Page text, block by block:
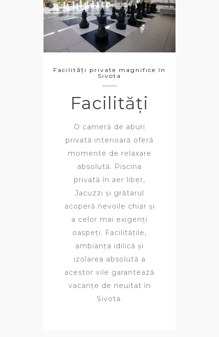
Facilități private magnifice în
Sivota
Facilități
O cameră de aburi
privată interioară oferă
momente de relaxare
absolută. Piscina
privată în aer liber,
Jacuzzi și grătarul
acoperă nevoile chiar și
a celor mai exigenți
oaspeți. Facilitățile,
ambianța idilică și
izolarea absolută a
acestor vile garantează
vacanțe de neuitat în
Sivota.